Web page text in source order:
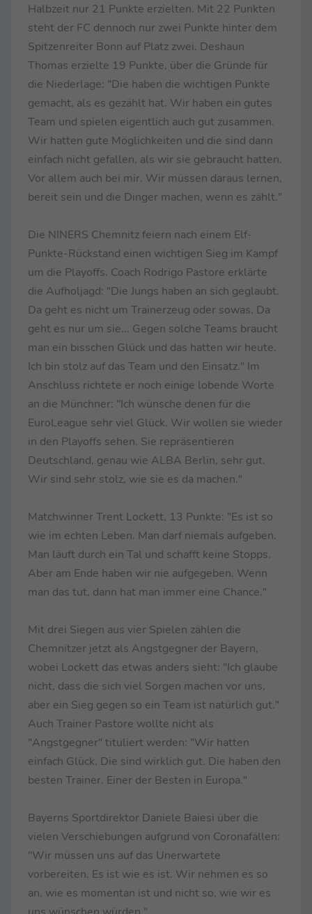
Halbzeit nur 21 Punkte erzielten. Mit 22 Punkten
steht der FC dennoch nur zwei Punkte hinter dem
Spitzenreiter Bonn auf Platz zwei. Deshaun
Thomas erzielte 19 Punkte, über die Gründe für
die Niederlage: "Die haben die wichtigen Punkte
gemacht, als es gezählt hat. Wir haben ein gutes
Team und spielen eigentlich auch gut zusammen.
Wir hatten gute Möglichkeiten und die sind dann
einfach nicht gefallen, als wir sie gebraucht hatten.
Vor allem auch bei mir. Wir müssen daraus lernen,
bereit sein und die Dinger machen, wenn es zählt."
Die NINERS Chemnitz feiern nach einem Elf-
Punkte-Rückstand einen wichtigen Sieg im Kampf
um die Playoffs. Coach Rodrigo Pastore erklärte
die Aufholjagd: "Die Jungs haben an sich geglaubt.
Da geht es nicht um Trainerzeug oder sowas. Da
geht es nur um sie... Gegen solche Teams braucht
man ein bisschen Glück und das hatten wir heute.
Ich bin stolz auf das Team und den Einsatz." Im
Anschluss richtete er noch einige lobende Worte
an die Münchner: "Ich wünsche denen für die
EuroLeague sehr viel Glück. Wir wollen sie wieder
in den Playoffs sehen. Sie repräsentieren
Deutschland, genau wie ALBA Berlin, sehr gut.
Wir sind sehr stolz, wie sie es da machen."
Matchwinner Trent Lockett, 13 Punkte: "Es ist so
wie im echten Leben. Man darf niemals aufgeben.
Man läuft durch ein Tal und schafft keine Stopps.
Aber am Ende haben wir nie aufgegeben. Wenn
man das tut, dann hat man immer eine Chance."
Mit drei Siegen aus vier Spielen zählen die
Chemnitzer jetzt als Angstgegner der Bayern,
wobei Lockett das etwas anders sieht: "Ich glaube
nicht, dass die sich viel Sorgen machen vor uns,
aber ein Sieg gegen so ein Team ist natürlich gut."
Auch Trainer Pastore wollte nicht als
"Angstgegner" tituliert werden: "Wir hatten
einfach Glück. Die sind wirklich gut. Die haben den
besten Trainer. Einer der Besten in Europa."
Bayerns Sportdirektor Daniele Baiesi über die
vielen Verschiebungen aufgrund von Coronafällen:
"Wir müssen uns auf das Unerwartete
vorbereiten. Es ist wie es ist. Wir nehmen es so
an, wie es momentan ist und nicht so, wie wir es